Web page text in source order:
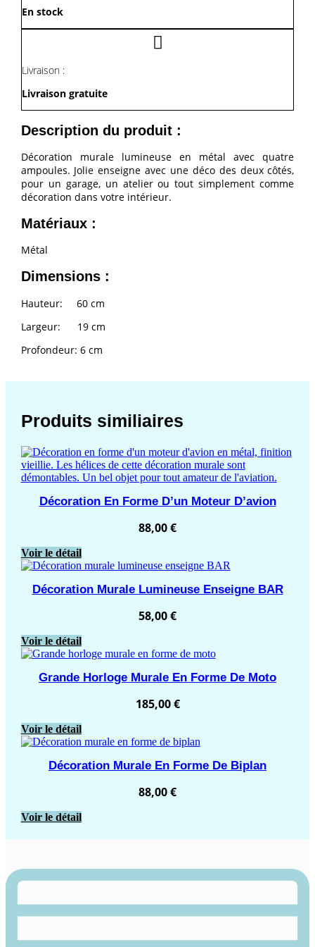
En stock
Livraison :
Livraison gratuite
Description du produit :
Décoration murale lumineuse en métal avec quatre
ampoules. Jolie enseigne avec une déco des deux côtés,
pour un garage, un atelier ou tout simplement comme
décoration dans votre intérieur.
Matériaux :
Métal
Dimensions :
Hauteur: 60 cm
Largeur: 19 cm
Profondeur: 6 cm
Produits similiaires
Décoration En Forme D’un Moteur D’avion
88,00€
Voir le détail
Décoration Murale Lumineuse Enseigne BAR
58,00€
Voir le détail
Grande Horloge Murale En Forme De Moto
185,00€
Voir le détail
Décoration Murale En Forme De Biplan
88,00€
Voir le détail